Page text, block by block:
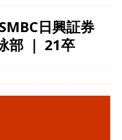
（26社）
体育会積極採用企業
日 ] 【 2028卒 】 今すぐ受けられ
18社）
日興証券
部 ｜ 21卒